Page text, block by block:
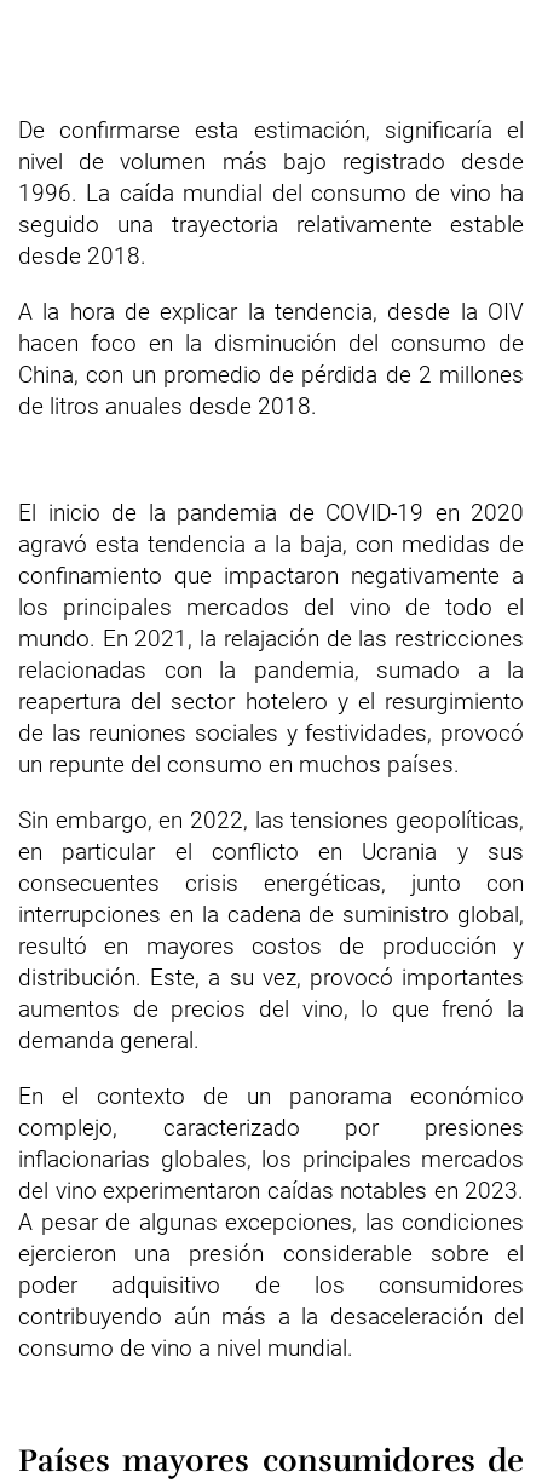
De confirmarse esta estimación, significaría el
nivel de volumen más bajo registrado desde
1996. La caída mundial del consumo de vino ha
seguido una trayectoria relativamente estable
desde 2018.
A la hora de explicar la tendencia, desde la OIV
hacen foco en la disminución del consumo de
China, con un promedio de pérdida de 2 millones
de litros anuales desde 2018.
El inicio de la pandemia de COVID-19 en 2020
agravó esta tendencia a la baja, con medidas de
confinamiento que impactaron negativamente a
los principales mercados del vino de todo el
mundo. En 2021, la relajación de las restricciones
relacionadas con la pandemia, sumado a la
reapertura del sector hotelero y el resurgimiento
de las reuniones sociales y festividades, provocó
un repunte del consumo en muchos países.
Sin embargo, en 2022, las tensiones geopolíticas,
en particular el conflicto en Ucrania y sus
consecuentes crisis energéticas, junto con
interrupciones en la cadena de suministro global,
resultó en mayores costos de producción y
distribución. Este, a su vez, provocó importantes
aumentos de precios del vino, lo que frenó la
demanda general.
En el contexto de un panorama económico
complejo, caracterizado por presiones
inflacionarias globales, los principales mercados
del vino experimentaron caídas notables en 2023.
A pesar de algunas excepciones, las condiciones
ejercieron una presión considerable sobre el
poder adquisitivo de los consumidores
contribuyendo aún más a la desaceleración del
consumo de vino a nivel mundial.
Países mayores consumidores de